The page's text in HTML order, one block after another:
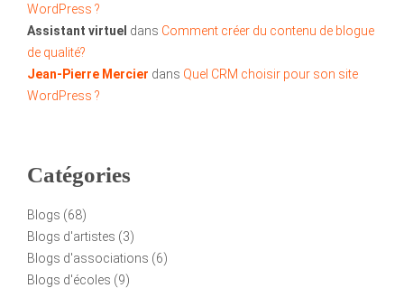
WordPress ?
Assistant virtuel dans Comment créer du contenu de blogue
de qualité?
Jean-Pierre Mercier dans Quel CRM choisir pour son site
WordPress ?
Catégories
Blogs (68)
Blogs d'artistes (3)
Blogs d'associations (6)
Blogs d'écoles (9)